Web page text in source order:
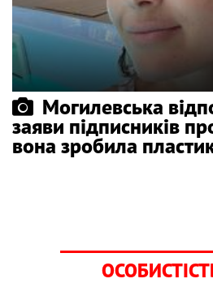
Могилевська
заяви підписників
вона зробила